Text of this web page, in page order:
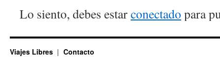
Lo siento, debes estarconectado para
Viajes Libres Contacto